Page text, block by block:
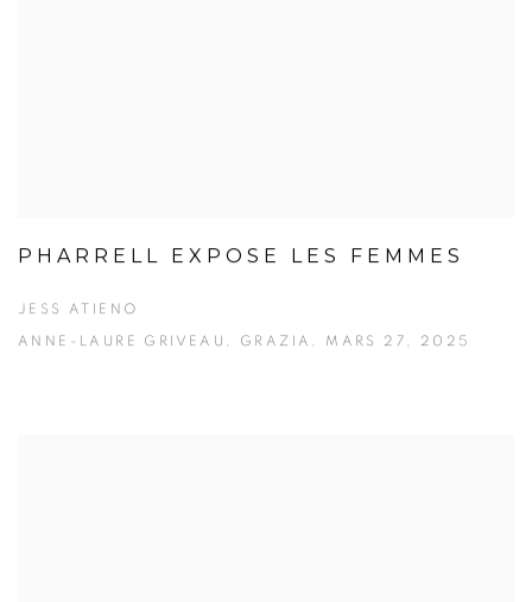
PHARRELL EXPOSE LES FEMMES
JESS ATIENO
ANNE-LAURE GRIVEAU, GRAZIA, MARS 27, 2025